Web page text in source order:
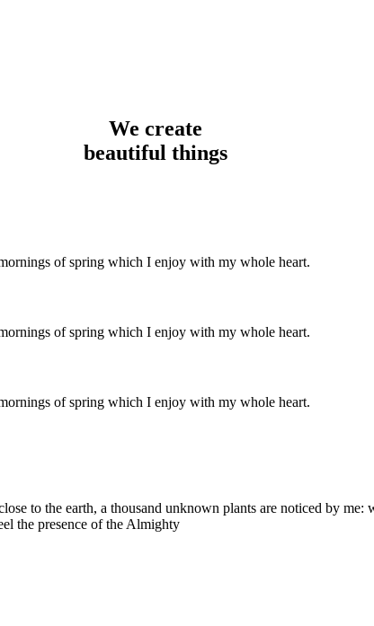
We create
beautiful things
of spring which I enjoy with my whole heart.
of spring which I enjoy with my whole heart.
of spring which I enjoy with my whole heart.
to the earth, a thousand unknown plants are noticed by
the presence of the Almighty